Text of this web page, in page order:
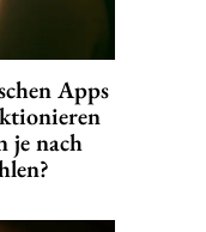
Apps
je nach